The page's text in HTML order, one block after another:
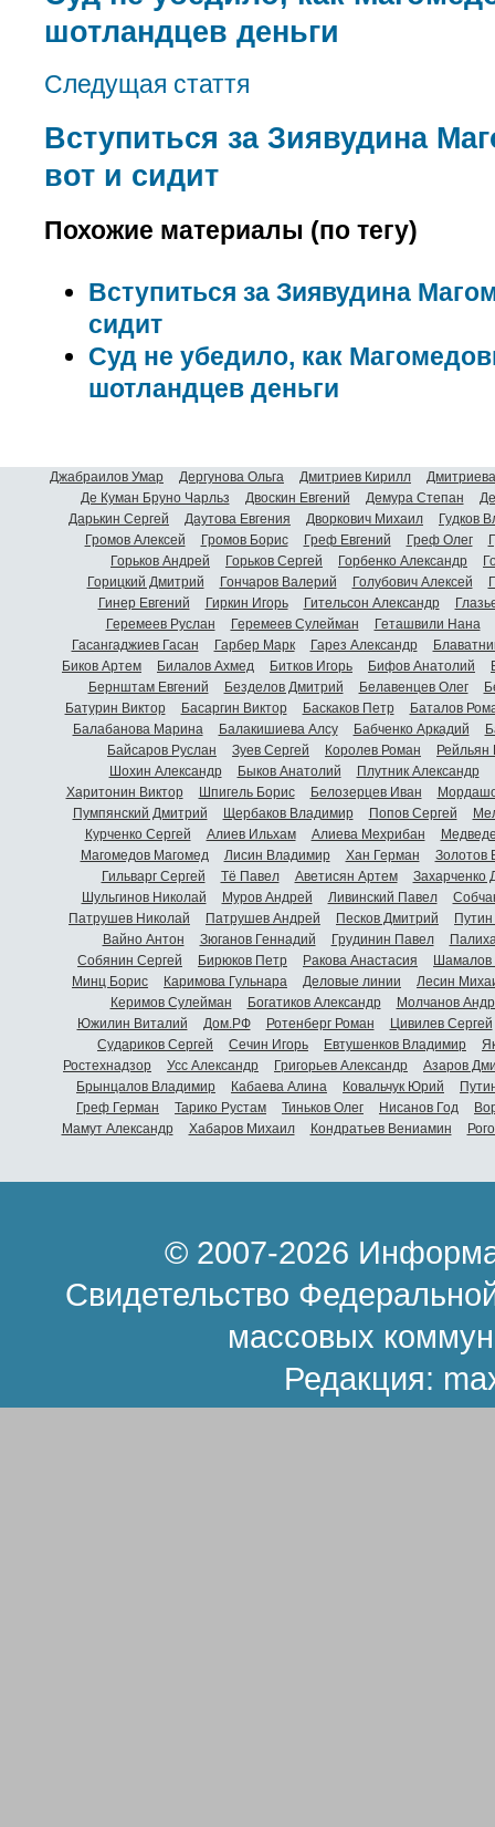
шотландцев деньги
Следущая стаття
Вступиться за Зиявудина
вот и сидит
Похожие материалы (по тегу)
Вступиться за Зиявудина
сидит
Суд не убедило, как
шотландцев деньги
Джабраилов Умар Дергунова Ольга Дмитриев Кирилл
Де Куман Бруно Чарльз
Двоскин Евгений Демура Степан
Дарькин Сергей
Даутова Евгения Дворкович Михаил
Гудков
Громов Алексей
Громов Борис Греф Евгений Греф Олег
Горьков Андрей
Горьков Сергей Горбенко Александр
Горицкий Дмитрий
Гончаров Валерий Голубович Алексей
Гинер Евгений
Гиркин Игорь Гительсон Александр
Геремеев Руслан
Геремеев Сулейман
Геташвили Нана
Гасангаджиев Гасан
Гарбер Марк Гарез Александр
Биков Артем
Билалов Ахмед Битков Игорь Бифов Анатолий
Бернштам Евгений
Безделов Дмитрий Белавенцев Олег
Батурин Виктор
Басаргин Виктор Баскаков Петр
Баталов
Балабанова Марина
Балакишиева Алсу Бабченко Аркадий
Байсаров Руслан
Зуев Сергей Королев Роман
Шохин Александр
Быков Анатолий Плутник Александр
Харитонин Виктор
Шпигель Борис Белозерцев Иван
Пумпянский Дмитрий
Щербаков Владимир Попов Сергей
Курченко Сергей
Алиев Ильхам Алиева Мехрибан
Магомедов Магомед
Лисин Владимир Хан Герман
Золотов
Гильварг Сергей
Тё Павел Аветисян Артем
Захарченко
Шульгинов Николай
Муров Андрей Ливинский Павел
Патрушев Николай
Патрушев Андрей Песков Дмитрий
Вайно Антон
Зюганов Геннадий Грудинин Павел
Собянин Сергей
Бирюков Петр Ракова Анастасия
Шамалов
Минц Борис
Каримова Гульнара Деловые линии
Лесин
Керимов Сулейман
Богатиков Александр
Молчанов
Южилин Виталий
Дом.РФ Ротенберг Роман
Цивилев Сергей
Судариков Сергей
Сечин Игорь Евтушенков Владимир
Ростехнадзор
Усс Александр Григорьев Александр
Азаров
Брынцалов Владимир
Кабаева Алина Ковальчук Юрий
Греф Герман
Тарико Рустам Тиньков Олег Нисанов Год
Мамут Александр
Хабаров Михаил Кондратьев Вениамин
© 2007-2026
Свидетельство
массовых
Редакция: